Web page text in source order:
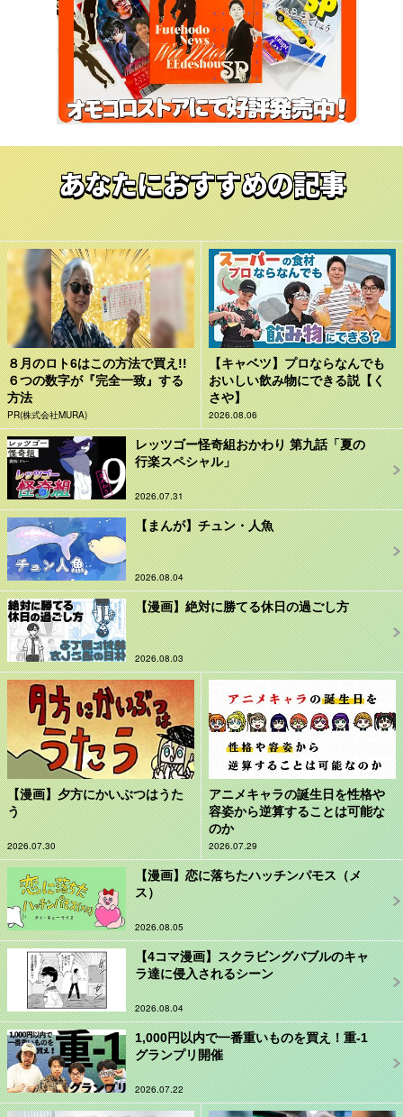
あなたにおすすめの記事
８月のロト6はこの方法で買え!!
６つの数字が『完全一致』する
方法
PR(株式会社MURA)
【キャベツ】プロならなんでも
おいしい飲み物にできる説【く
さや】
2026.08.06
レッツゴー怪奇組おかわり 第九話「夏の
行楽スペシャル」
2026.07.31
【まんが】チュン・人魚
2026.08.04
【漫画】絶対に勝てる休日の過ごし方
2026.08.03
【漫画】夕方にかいぶつはうた
う
2026.07.30
アニメキャラの誕生日を性格や
容姿から逆算することは可能な
のか
2026.07.29
【漫画】恋に落ちたハッチンパモス（メ
ス）
2026.08.05
【4コマ漫画】スクラビングバブルのキャ
ラ達に侵入されるシーン
2026.08.04
1,000円以内で一番重いものを買え！重-1
グランプリ開催
2026.07.22